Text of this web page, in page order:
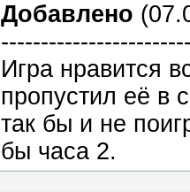
Добавлено
Игра нравится
пропустил её в
так бы и не
бы часа 2.